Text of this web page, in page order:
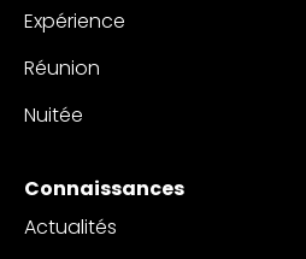
Expérience
Réunion
Nuitée
Connaissances
Actualités